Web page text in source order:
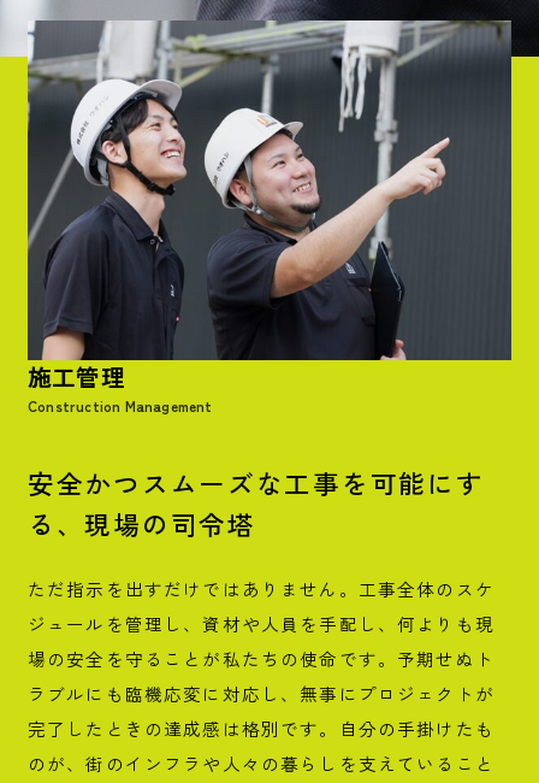
施工管理
Construction Management
安全かつスムーズな工事を可能にす
る、現場の司令塔
ただ指示を出すだけではありません。工事全体のスケ
ジュールを管理し、資材や人員を手配し、何よりも現
場の安全を守ることが私たちの使命です。予期せぬト
ラブルにも臨機応変に対応し、無事にプロジェクトが
完了したときの達成感は格別です。自分の手掛けたも
のが、街のインフラや人々の暮らしを支えていること